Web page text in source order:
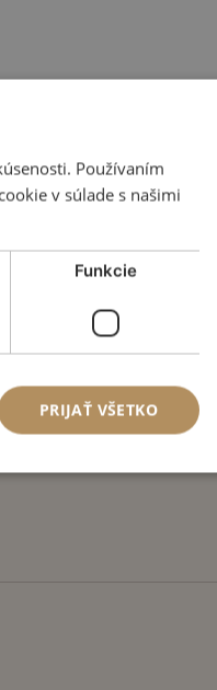
Používaním
v súlade s našimi
Funkcie
PRIJAŤ VŠETKO